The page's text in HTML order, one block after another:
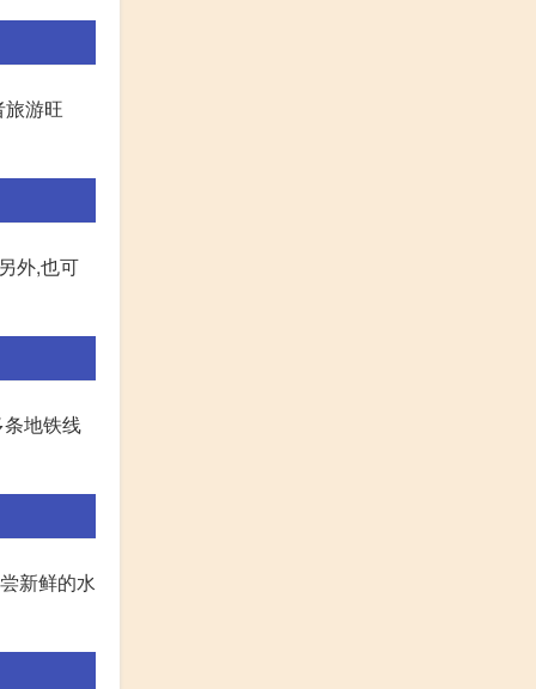
游旺
外,也可
地铁线
新鲜的水